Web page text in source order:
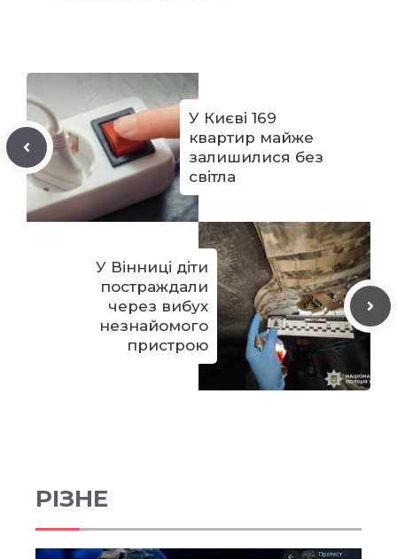
У Києві 169
квартир майже
залишилися без
світла
У Вінниці діти
постраждали
через вибух
незнайомого
пристрою
РІЗНЕ